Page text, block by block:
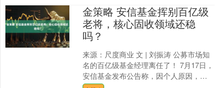
金策略 安信基金挥别百亿级
老将，核心固收领域还稳
吗？
来源：尺度商业 文 | 刘振涛 公募市场知
名的百亿级基金经理离任了！ 7月17日，
安信基金发布公告称，因个人原因，张